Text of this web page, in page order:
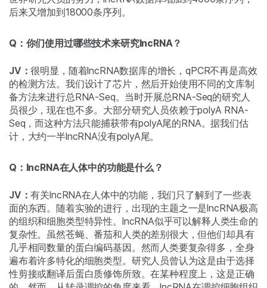
后来又增加到18000条序列。
Q：你们使用过哪些技术来研究lncRNA？
JV：很明显，随着lncRNA数据库的增长，qPCR不再是高效
的检测方法。我们设计了芯片，然后开始使用不同的文库制
备方法来进行总RNA-Seq。当时开展总RNA-Seq的研究人
员很少，现在也不多。大部分研究人员依赖于polyA RNA-
Seq，而这种方法只能捕获带有polyA尾的RNA。据我们估
计，大约一半lncRNA没有polyA尾。
Q：lncRNA在人体中的功能是什么？
JV：有关lncRNA在人体中的功能，我们只了解到了一些表
面的东西。随着实验的进行，出现的主题之一是lncRNA极高
的组织和细胞类型特异性。lncRNA似乎可以解释人类生命的
复杂性。虽然苍蝇、番茄和人类的差别很大，但他们却具有
几乎相同数量的蛋白编码基因。然而人类要复杂得多，全身
遍布着许多特化的细胞类型。研究人员曾认为这是由于选择
性剪接或翻译后蛋白质修饰所致。在某种程度上，这是正确